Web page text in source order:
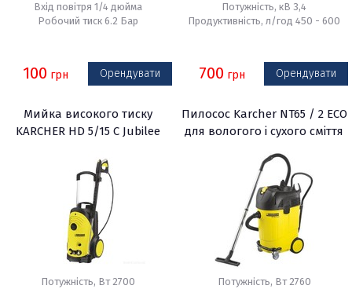
Вхід повітря 1/4 дюйма
Робочий тиск 6.2 Бар
100 грн Орендувати
Потужність, кВ 3,4
Продуктивність, л/год 450 - 600
700 грн Орендувати
Мийка високого тиску
KARCHER HD 5/15 C Jubilee
Потужність, Вт 2700
Пилосос Karcher NT65 / 2 ECO
для вологого і сухого сміття
Потужність, Вт 2760